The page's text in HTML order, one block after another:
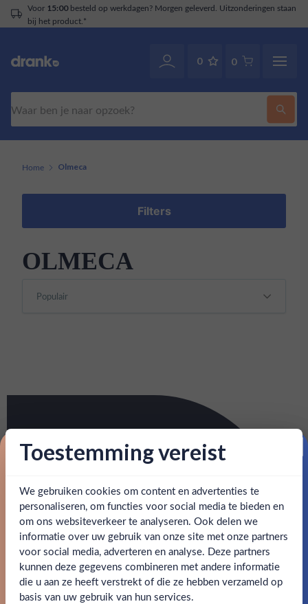
Voor 15:00besteld op werkdagen? Morgen geleverd. Uitzonderingen staan
bij het product.*
0 0
Ben jij 18 jaar of ouder?
Ja Nee
Home Olmeca
Filters
OLMECA
Toestemming vereist
We gebruiken cookies om content en advertenties te
personaliseren, om functies voor social media te bieden en
om ons websiteverkeer te analyseren. Ook delen we
informatie over uw gebruik van onze site met onze partners
voor social media, adverteren en analyse. Deze partners
kunnen deze gegevens combineren met andere informatie
die u aan ze heeft verstrekt of die ze hebben verzameld op
basis van uw gebruik van hun services.
Proost op je eerste korting!
Schrijf je in en ontvang direct 5% korting op je eerste
bestelling.
Email
Claim mijn korting